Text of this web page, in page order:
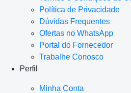
Política de Privacidade
Dúvidas Frequentes
Ofertas no WhatsApp
Portal do Fornecedor
Trabalhe Conosco
Perfil
Minha Conta